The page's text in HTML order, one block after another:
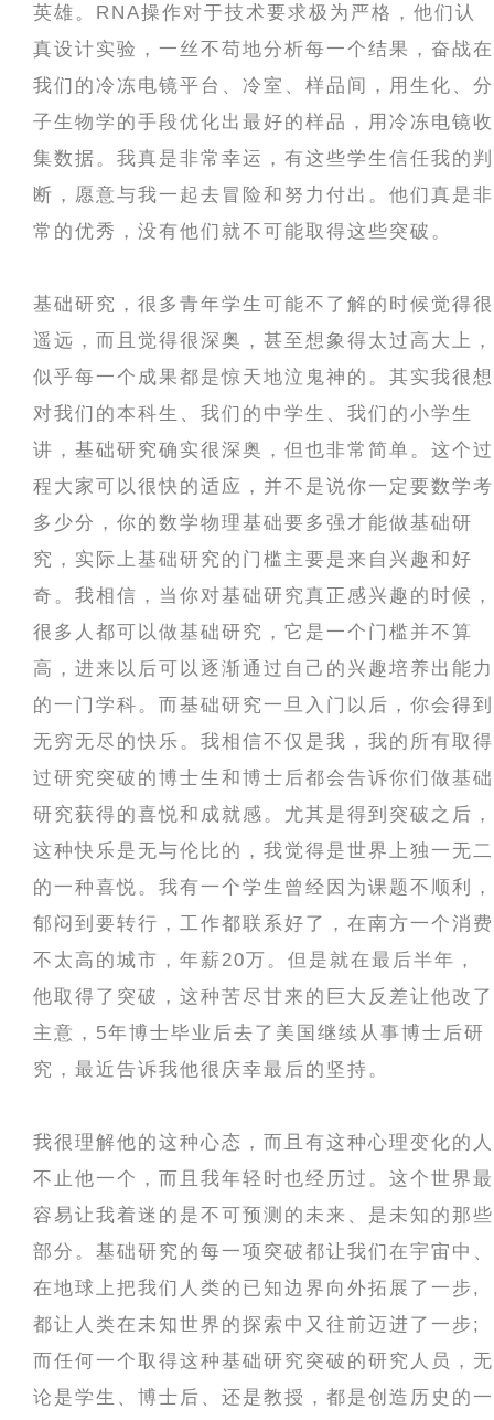
英雄。RNA操作对于技术要求极为严格，他们认
真设计实验，一丝不苟地分析每一个结果，奋战在
我们的冷冻电镜平台、冷室、样品间，用生化、分
子生物学的手段优化出最好的样品，用冷冻电镜收
集数据。我真是非常幸运，有这些学生信任我的判
断，愿意与我一起去冒险和努力付出。他们真是非
常的优秀，没有他们就不可能取得这些突破。
基础研究，很多青年学生可能不了解的时候觉得很
遥远，而且觉得很深奥，甚至想象得太过高大上，
似乎每一个成果都是惊天地泣鬼神的。其实我很想
对我们的本科生、我们的中学生、我们的小学生
讲，基础研究确实很深奥，但也非常简单。这个过
程大家可以很快的适应，并不是说你一定要数学考
多少分，你的数学物理基础要多强才能做基础研
究，实际上基础研究的门槛主要是来自兴趣和好
奇。我相信，当你对基础研究真正感兴趣的时候，
很多人都可以做基础研究，它是一个门槛并不算
高，进来以后可以逐渐通过自己的兴趣培养出能力
的一门学科。而基础研究一旦入门以后，你会得到
无穷无尽的快乐。我相信不仅是我，我的所有取得
过研究突破的博士生和博士后都会告诉你们做基础
研究获得的喜悦和成就感。尤其是得到突破之后，
这种快乐是无与伦比的，我觉得是世界上独一无二
的一种喜悦。我有一个学生曾经因为课题不顺利，
郁闷到要转行，工作都联系好了，在南方一个消费
不太高的城市，年薪20万。但是就在最后半年，
他取得了突破，这种苦尽甘来的巨大反差让他改了
主意，5年博士毕业后去了美国继续从事博士后研
究，最近告诉我他很庆幸最后的坚持。
我很理解他的这种心态，而且有这种心理变化的人
不止他一个，而且我年轻时也经历过。这个世界最
容易让我着迷的是不可预测的未来、是未知的那些
部分。基础研究的每一项突破都让我们在宇宙中、
在地球上把我们人类的已知边界向外拓展了一步,
都让人类在未知世界的探索中又往前迈进了一步;
而任何一个取得这种基础研究突破的研究人员，无
论是学生、博士后、还是教授，都是创造历史的一